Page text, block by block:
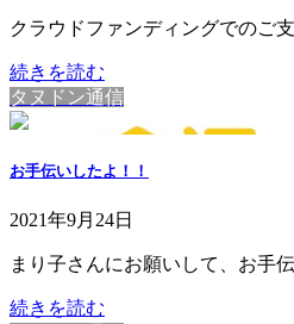
クラウドファンディングでのご
続きを読む
タヌドン通信
お手伝いしたよ！！
2021年9月24日
まり子さんにお願いして、お手
続きを読む